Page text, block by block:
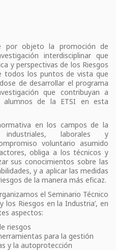
por objeto la promoción de
interdisciplinar que
y perspectivas de los Riesgos
todos los puntos de vista que
de desarrollar el programa
que contribuyan a
de la ETSI en esta
en los campos de la
laborales y
voluntario asumido
obliga a los técnicos y
sus conocimientos sobre las
y a aplicar las medidas
de la manera más eficaz.
el Seminario Técnico
los Riesgos en la Industria’, en
aspectos:
riesgos
para la gestión
y la autoprotección